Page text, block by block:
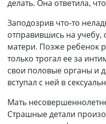
делать. Она ответила,
Заподозрив что-то
отправившись на учебу,
матери. Позже ребенок
только трогал ее за
свои половые органы и
вступал с ней в
Мать
Страшные детали